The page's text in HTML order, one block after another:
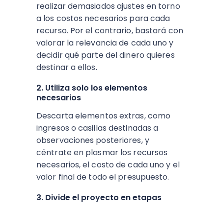
realizar demasiados ajustes en torno
a los costos necesarios para cada
recurso. Por el contrario, bastará con
valorar la relevancia de cada uno y
decidir qué parte del dinero quieres
destinar a ellos.
2. Utiliza solo los elementos
necesarios
Descarta elementos extras, como
ingresos o casillas destinadas a
observaciones posteriores, y
céntrate en plasmar los recursos
necesarios, el costo de cada uno y el
valor final de todo el presupuesto.
3. Divide el proyecto en etapas